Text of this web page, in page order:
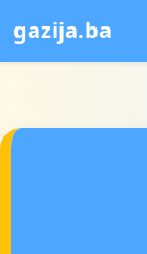
gazija.ba